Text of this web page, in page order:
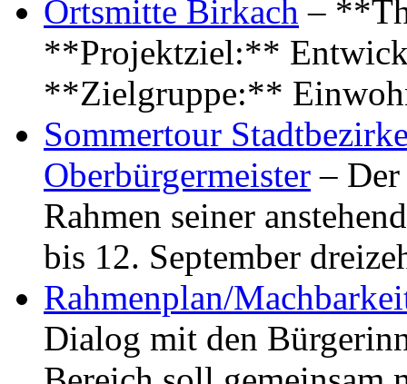
Ortsmitte Birkach –
**Projektziel:**
**Zielgruppe:**
Sommertour
Oberbürgermeister –
Rahmen seiner
bis 12. September
Rahmenplan/
Dialog mit den